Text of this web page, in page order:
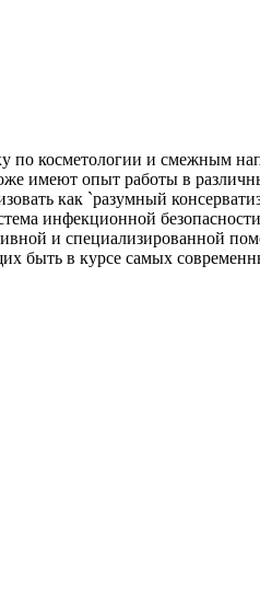
косметологии и смежным
имеют опыт работы в
как `разумный
инфекционной
и специализированной
быть в курсе самых